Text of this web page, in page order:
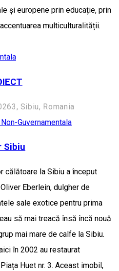
și europene prin educație, prin
multiculturalității.
Sibiu, Romania
Guvernamentala
Sibiu
călătoare la Sibiu a început
Eberlein, dulgher de
sale exotice pentru prima
să mai treacă însă încă nouă
mai mare de calfe la Sibiu.
în 2002 au restaurat
Huet nr. 3. Aceast imobil,